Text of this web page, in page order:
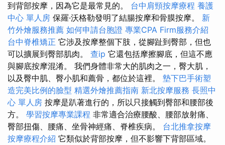
到背部按摩，因為它是最常見的。 台中肩頸按摩療程 養護
中心 單人房 保羅·沃格勒發明了結腸按摩和骨膜按摩。 新
竹外燴服務推薦 如何申請台胞證 專業CPA Firm服務介紹
台中脊椎矯正 它涉及按摩整個下肢，從腳趾到臀部，但也
可以擴展到臀部肌肉。 查ip 它還包括摩擦腳底，但這不應
與腳底按摩混淆。 我們身體非常大的肌肉之一，臀大肌，
以及臀中肌、臀小肌和薦骨，都位於這裡。 墊下巴手術塑
造完美比例的臉型 精選外燴推薦指南 新北按摩服務 長照中
心 單人房 按摩是趴著進行的，所以只接觸到臀部和腰部後
方。 學習按摩專業課程 非常適合治療腰酸、腰部放射痛、
臀部扭傷、腰痛、坐骨神經痛、脊椎疾病。 台北推拿按摩
按摩療程介紹 它類似於背部按摩，但不影響下背部區域。